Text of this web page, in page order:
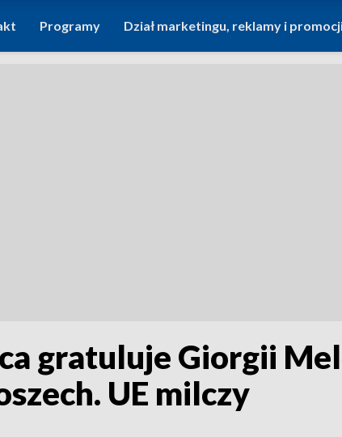
Programy Dział marketingu, reklamy i
gratuluje Giorgii
UE milczy